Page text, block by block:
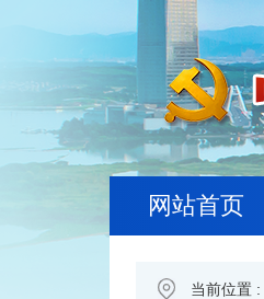
网站首页
当前位置 :